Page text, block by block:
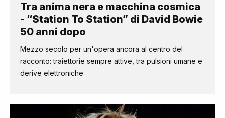
Tra anima nera e macchina cosmica
- “Station To Station” di David Bowie
50 anni dopo
Mezzo secolo per un'opera ancora al centro del
racconto: traiettorie sempre attive, tra pulsioni umane e
derive elettroniche